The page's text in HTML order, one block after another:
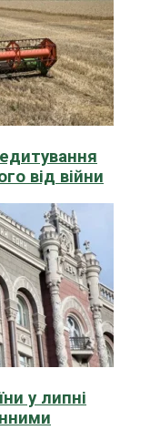
від війни
у липні